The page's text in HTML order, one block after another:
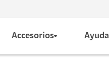
Accesorios Ayuda